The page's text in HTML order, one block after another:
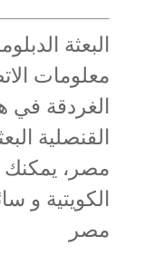
البعثة
معلومات
الغردقة في
القنصلية
مصر، يمكنك
الكويتية و
مصر